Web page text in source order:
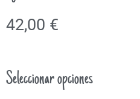
42,00 €
Seleccionar opciones